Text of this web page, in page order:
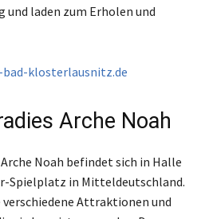
und laden zum Erholen und
klosterlausnitz.de
Arche Noah
Noah befindet sich in Halle
Spielplatz in Mitteldeutschland.
Attraktionen und